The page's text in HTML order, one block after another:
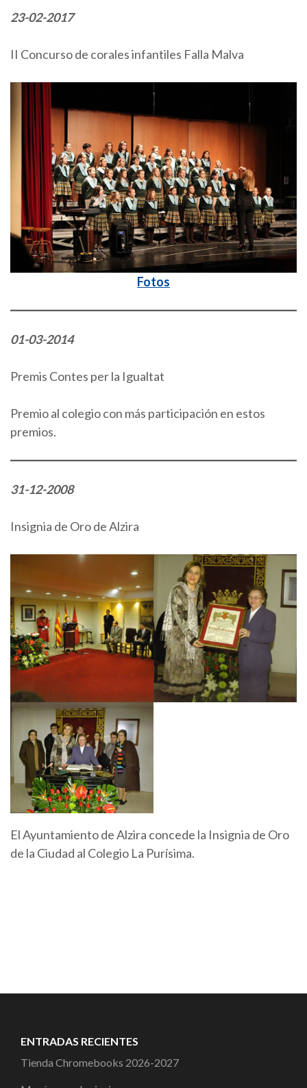
23-02-2017
II Concurso de corales infantiles Falla Malva
Fotos
01-03-2014
Premis Contes per la Igualtat
Premio al colegio con más participación en estos
premios.
31-12-2008
Insignia de Oro de Alzira
El Ayuntamiento de Alzira concede la Insignia de Oro
de la Ciudad al Colegio La Purísima.
ENTRADAS RECIENTES
Tienda Chromebooks 2026-2027